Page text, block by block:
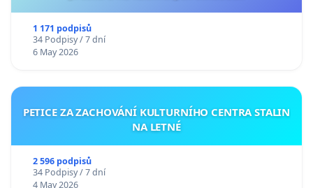
1 171 podpisů
34 Podpisy / 7 dní
6 May 2026
PETICE ZA ZACHOVÁNÍ KULTURNÍHO CENTRA STALIN
NA LETNÉ
2 596 podpisů
34 Podpisy / 7 dní
4 May 2026